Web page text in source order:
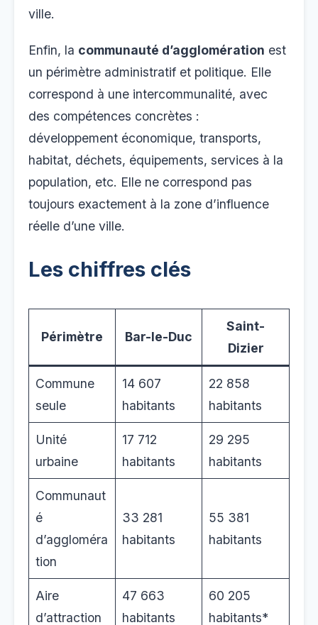
ville.
Enfin, la communauté d’agglomération est
un périmètre administratif et politique. Elle
correspond à une intercommunalité, avec
des compétences concrètes :
développement économique, transports,
habitat, déchets, équipements, services à la
population, etc. Elle ne correspond pas
toujours exactement à la zone d’influence
réelle d’une ville.
Les chiffres clés
Périmètre Bar-le-Duc
Saint-
Dizier
Commune
seule
14 607
habitants
22 858
habitants
Unité
urbaine
17 712
habitants
29 295
habitants
Communaut
é
d’aggloméra
tion
33 281
habitants
55 381
habitants
Aire
d’attraction
47 663
habitants
60 205
habitants*